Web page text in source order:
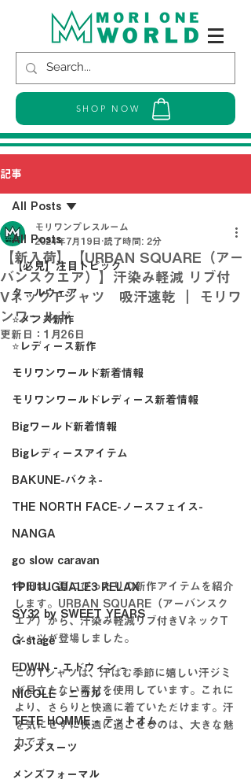
SHOP NOW
記事
All Posts
【必見】注目トピック
クールウェア
⭐メンズ新作
⭐レディース新作
モリワンワールド新着情報
モリワンワールドレディース新着情報
Bigワールド新着情報
Bigレディースアイテム
BAKUNE-バクネ-
THE NORTH FACE-ノースフェイス-
NANGA
go slow caravan
1PIU1UGUALE3 RELAX
SY32 by SWEET YEARS
G-stage
EDWIN - エドウィン -
NICOLE - ニコル -
TETE HOMME - テットオム -
メンズスーツ
メンズフォーマル
All Posts
【新入荷】【URBAN SQUARE（アー
バンスクエア）】汗染み軽減 リブ付
VネックTシャツ 吸汗速乾 ｜ モリワ
ンワールド
モリワンプレスルーム
2024年7月19日 読了時間: 2分
更新日： 1月26日
今日は、夏にぴったりの新作アイテムを紹介
します。URBAN SQUARE（アーバンスク
エア）から、汗染み軽減リブ付きVネックT
シャツが登場しました。
このTシャツは、汗ばむ季節に嬉しい汗ジミ
が目立たない素材を使用しています。これに
より、さらりと快適に着ていただけます。汗
を気にせずに快適に過ごせるのは、大きな魅
力です。